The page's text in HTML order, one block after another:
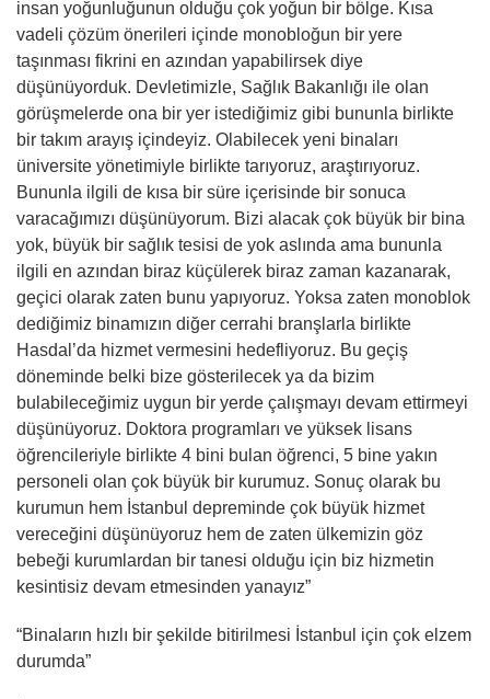
insan yoğunluğunun olduğu çok yoğun bir bölge. Kısa
vadeli çözüm önerileri içinde monobloğun bir yere
taşınması fikrini en azından yapabilirsek diye
düşünüyorduk. Devletimizle, Sağlık Bakanlığı ile olan
görüşmelerde ona bir yer istediğimiz gibi bununla birlikte
bir takım arayış içindeyiz. Olabilecek yeni binaları
üniversite yönetimiyle birlikte tarıyoruz, araştırıyoruz.
Bununla ilgili de kısa bir süre içerisinde bir sonuca
varacağımızı düşünüyorum. Bizi alacak çok büyük bir bina
yok, büyük bir sağlık tesisi de yok aslında ama bununla
ilgili en azından biraz küçülerek biraz zaman kazanarak,
geçici olarak zaten bunu yapıyoruz. Yoksa zaten monoblok
dediğimiz binamızın diğer cerrahi branşlarla birlikte
Hasdal’da hizmet vermesini hedefliyoruz. Bu geçiş
döneminde belki bize gösterilecek ya da bizim
bulabileceğimiz uygun bir yerde çalışmayı devam ettirmeyi
düşünüyoruz. Doktora programları ve yüksek lisans
öğrencileriyle birlikte 4 bini bulan öğrenci, 5 bine yakın
personeli olan çok büyük bir kurumuz. Sonuç olarak bu
kurumun hem İstanbul depreminde çok büyük hizmet
vereceğini düşünüyoruz hem de zaten ülkemizin göz
bebeği kurumlardan bir tanesi olduğu için biz hizmetin
kesintisiz devam etmesinden yanayız”
“Binaların hızlı bir şekilde bitirilmesi İstanbul için çok elzem
durumda”